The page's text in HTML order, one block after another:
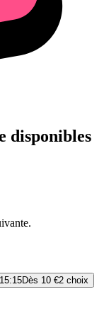
disponibles
15:15Dès 10 €2 choix